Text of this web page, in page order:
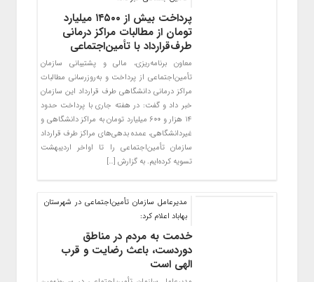
پرداخت بیش از ۱۴۵۰۰ میلیارد
تومان از مطالبات مراکز درمانی
طرف‌قرارداد با تأمین‌اجتماعی
معاون برنامه‌ریزی، مالی و پشتیبانی سازمان
تأمین‌اجتماعی از پرداخت و به‌روزرسانی مطالبات
مراکز درمانی دانشگاهی طرف قرارداد این سازمان
خبر داد و گفت: در هفته جاری با پرداخت حدود
۱۴ هزار و ۶۰۰ میلیارد تومان به مراکز دانشگاهی و
غیردانشگاهی، عمده بدهی‌های مراکز طرف قرارداد
سازمان تأمین‌اجتماعی را تا اواخر اردیبهشت
تسویه کرده‌ایم. به گزارش […]
مدیرعامل سازمان تأمین‌اجتماعی در شهرستان
بهاباد اعلام کرد:
خدمت به مردم در مناطق
دوردست، باعث رضایت و قرب
الهی است